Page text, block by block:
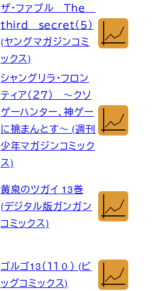
ザ・ファブル Ｔｈｅ
ｔｈｉｒｄ ｓｅｃｒｅｔ（５）
(ヤングマガジンコミ
ックス)
シャングリラ・フロン
ティア（２７） ～クソ
ゲーハンター、神ゲー
に挑まんとす～ (週刊
少年マガジンコミック
ス)
黄泉のツガイ 13巻
(デジタル版ガンガン
コミックス)
ゴルゴ13（１１０） (ビ
ッグコミックス)